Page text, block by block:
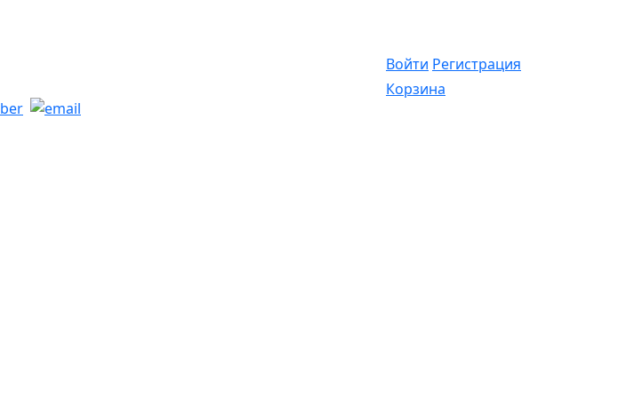
Войти Регистрация
Корзина